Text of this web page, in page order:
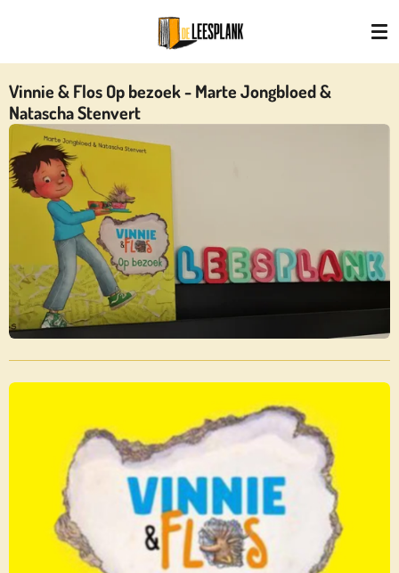
naar
de
hoofdinhoud
Vinnie & Flos Op bezoek - Marte Jongbloed &
Natascha Stenvert